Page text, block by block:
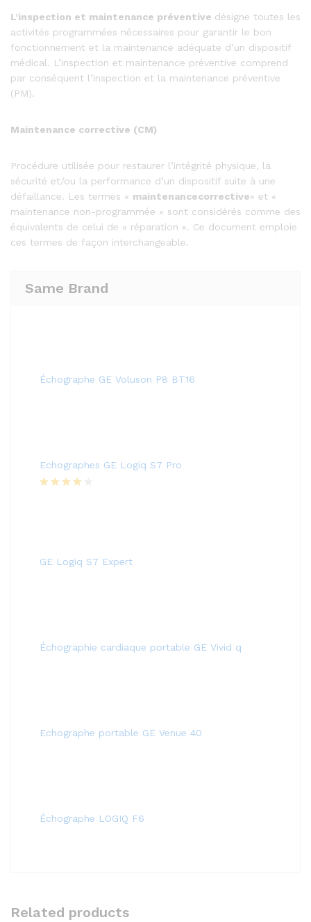
L’inspection et maintenance préventive désigne toutes les
activités programmées nécessaires pour garantir le bon
fonctionnement et la maintenance adéquate d’un dispositif
médical. L’inspection et maintenance préventive comprend
par conséquent l’inspection et la maintenance préventive
(PM).
Maintenance corrective (CM)
Procédure utilisée pour restaurer l’intégrité physique, la
sécurité et/ou la performance d’un dispositif suite à une
défaillance. Les termes « maintenancecorrective» et «
maintenance non-programmée » sont considérés comme des
équivalents de celui de « réparation ». Ce document emploie
ces termes de façon interchangeable.
Same Brand
Échographe GE Voluson P8 BT16
Echographes GE Logiq S7 Pro
GE Logiq S7 Expert
Échographie cardiaque portable GE Vivid q
Echographe portable GE Venue 40
Échographe LOGIQ F6
Related products